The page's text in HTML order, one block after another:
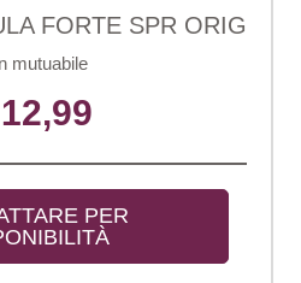
FORTE SPR ORIG
mutuabile
PER